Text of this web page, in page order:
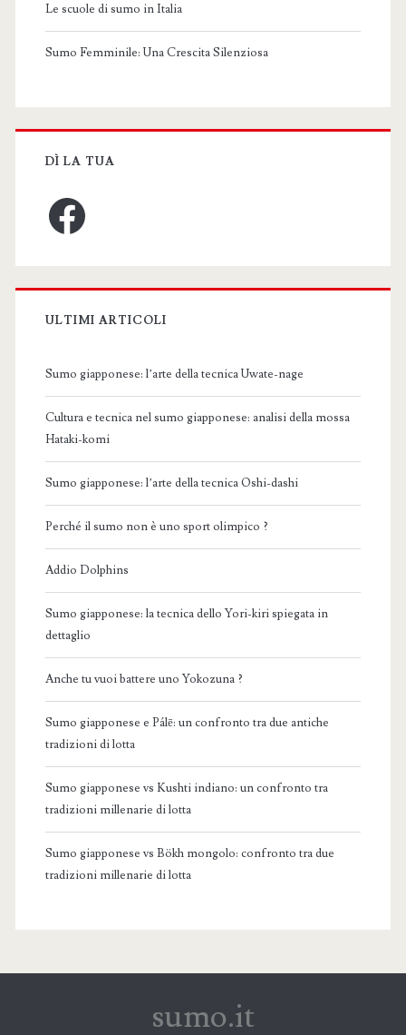
Le scuole di sumo in Italia
Sumo Femminile: Una Crescita Silenziosa
DÌ LA TUA
Facebook
ULTIMI ARTICOLI
Sumo giapponese: l’arte della tecnica Uwate-nage
Cultura e tecnica nel sumo giapponese: analisi della mossa
Hataki-komi
Sumo giapponese: l’arte della tecnica Oshi-dashi
Perché il sumo non è uno sport olimpico ?
Addio Dolphins
Sumo giapponese: la tecnica dello Yori-kiri spiegata in
dettaglio
Anche tu vuoi battere uno Yokozuna ?
Sumo giapponese e Pálē: un confronto tra due antiche
tradizioni di lotta
Sumo giapponese vs Kushti indiano: un confronto tra
tradizioni millenarie di lotta
Sumo giapponese vs Bökh mongolo: confronto tra due
tradizioni millenarie di lotta
sumo.it